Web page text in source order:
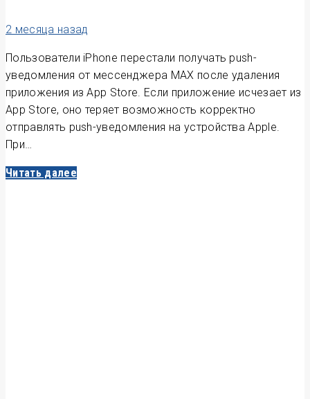
2 месяца назад
Пользователи iPhone перестали получать push-
уведомления от мессенджера MAX после удаления
приложения из App Store. Если приложение исчезает из
App Store, оно теряет возможность корректно
отправлять push-уведомления на устройства Apple.
При…
Читать далее